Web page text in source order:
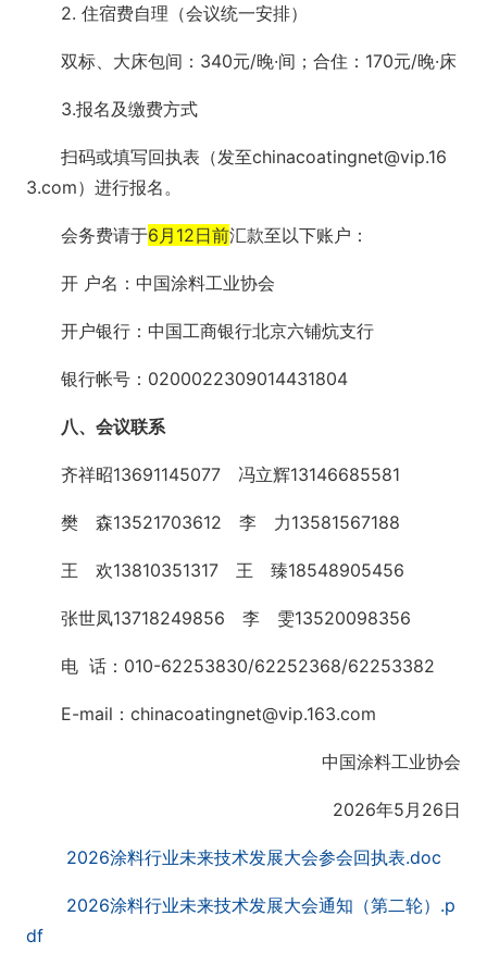
2. 住宿费自理（会议统一安排）
双标、大床包间：340元/晚·间；合住：170元/晚·床
3.报名及缴费方式
扫码或填写回执表（发至chinacoatingnet@vip.16
3.com）进行报名。
会务费请于6月12日前汇款至以下账户：
开 户名：中国涂料工业协会
开户银行：中国工商银行北京六铺炕支行
银行帐号：0200022309014431804
八、会议联系
齐祥昭13691145077 冯立辉13146685581
樊 森13521703612 李 力13581567188
王 欢13810351317 王 臻18548905456
张世凤13718249856 李 雯13520098356
电 话：010-62253830/62252368/62253382
E-mail：chinacoatingnet@vip.163.com
中国涂料工业协会
2026年5月26日
2026涂料行业未来技术发展大会参会回执表.doc
2026涂料行业未来技术发展大会通知（第二轮）.p
df